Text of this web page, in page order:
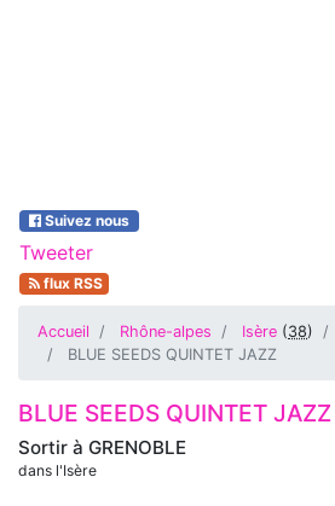
Suivez nous
Tweeter
flux RSS
Accueil Rhône-alpes Isère (38)
BLUE SEEDS QUINTET JAZZ
Sortir à GRENOBLE
dans l'Isère
BLUE SEEDS QUINTET JAZZ